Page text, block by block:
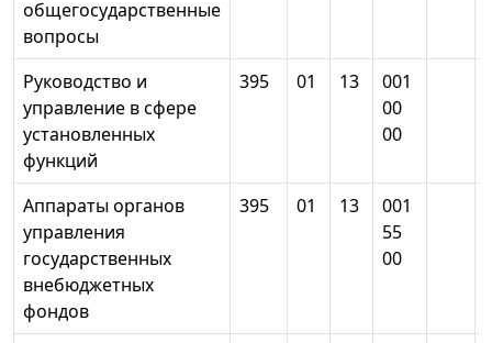
общегосударственные
вопросы
Руководство и
управление в сфере
установленных
функций
395 01 13
001
00
00
Аппараты органов
управления
государственных
внебюджетных
фондов
395 01 13
001
55
00